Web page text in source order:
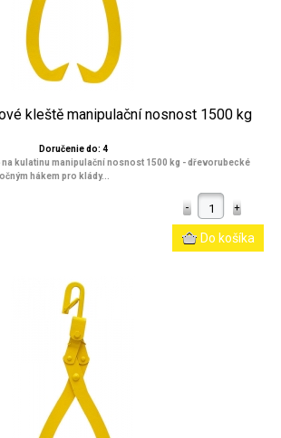
kleště manipulační nosnost 1500 kg
Doručenie do: 4
kulatinu manipulační nosnost 1500 kg - dřevorubecké
hákem pro klády...